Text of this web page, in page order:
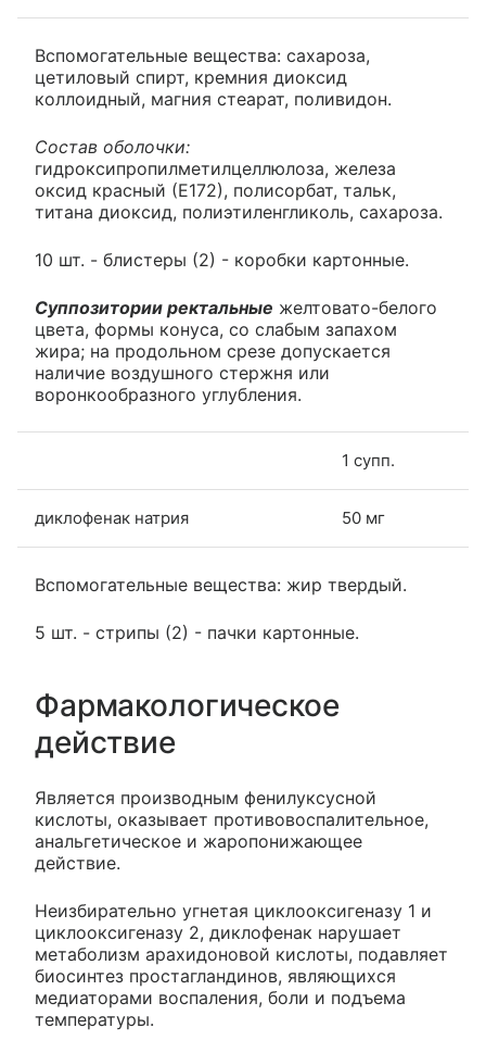
Вспомогательные вещества: сахароза,
цетиловый спирт, кремния диоксид
коллоидный, магния стеарат, поливидон.
Состав оболочки:
гидроксипропилметилцеллюлоза, железа
оксид красный (Е172), полисорбат, тальк,
титана диоксид, полиэтиленгликоль, сахароза.
10 шт. - блистеры (2) - коробки картонные.
Суппозитории ректальные желтовато-белого
цвета, формы конуса, со слабым запахом
жира; на продольном срезе допускается
наличие воздушного стержня или
воронкообразного углубления.
1 супп.
диклофенак натрия 50 мг
Вспомогательные вещества: жир твердый.
5 шт. - стрипы (2) - пачки картонные.
Фармакологическое
действие
Является производным фенилуксусной
кислоты, оказывает противовоспалительное,
анальгетическое и жаропонижающее
действие.
Неизбирательно угнетая циклооксигеназу 1 и
циклооксигеназу 2, диклофенак нарушает
метаболизм арахидоновой кислоты, подавляет
биосинтез простагландинов, являющихся
медиаторами воспаления, боли и подъема
температуры.